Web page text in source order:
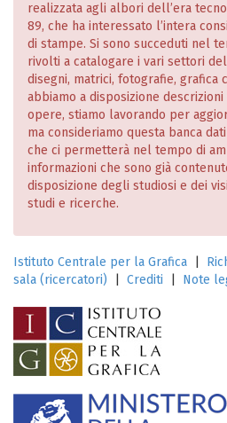
realizzata agli albori dell’era
89, che ha interessato l’intera
di stampe. Si sono succeduti nel
rivolti a catalogare i vari settori
disegni, matrici, fotografie, grafica
abbiamo a disposizione
opere, stiamo lavorando per
ma consideriamo questa banca
che ci permetterà nel tempo di
informazioni che sono già
disposizione degli studiosi e dei
studi e ricerche.
Istituto Centrale per la Grafica
sala (ricercatori)
Crediti Note